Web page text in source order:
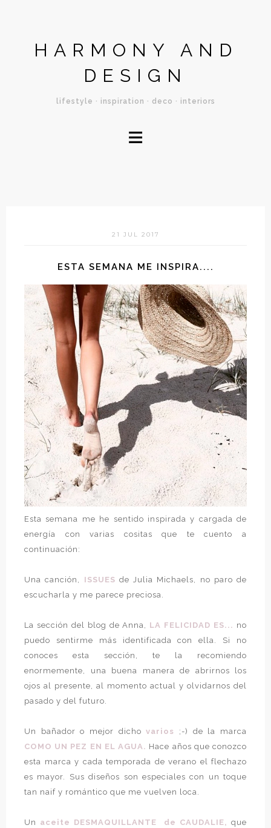
HARMONY AND
DESIGN
lifestyle · inspiration · deco · interiors
≡
21 JUL 2017
ESTA SEMANA ME INSPIRA....
Esta semana me he sentido inspirada y cargada de
energía con varias cositas que te cuento a
continuación:
Una canción, ISSUES de Julia Michaels, no paro de
escucharla y me parece preciosa.
La sección del blog de Anna, LA FELICIDAD ES... no
puedo sentirme más identificada con ella. Si no
conoces esta sección, te la recomiendo
enormemente, una buena manera de abrirnos los
ojos al presente, al momento actual y olvidarnos del
pasado y del futuro.
Un bañador o mejor dichovarios
;-) de la marca
COMO UN PEZ EN EL AGUA. Hace años que conozco
esta marca y cada temporada de verano el flechazo
es mayor. Sus diseños son especiales con un toque
tan naif y romántico que me vuelven loca.
Un aceite DESMAQUILLANTE de CAUDALIE, que